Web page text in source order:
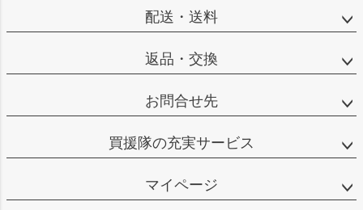
配送・送料
返品・交換
お問合せ先
買援隊の充実サービス
マイページ